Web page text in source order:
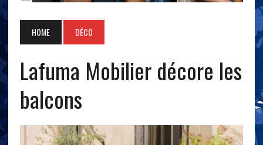
HOME DÉCO
Lafuma Mobilier décore les
balcons